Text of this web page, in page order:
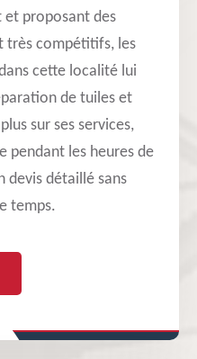
et proposant des
très compétitifs, les
cette localité lui
de tuiles et
sur ses services,
pendant les heures de
devis détaillé sans
temps.